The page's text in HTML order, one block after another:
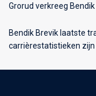
Grorud verkreeg
Bendik Brevik laatste
carrièrestatistieken zijn